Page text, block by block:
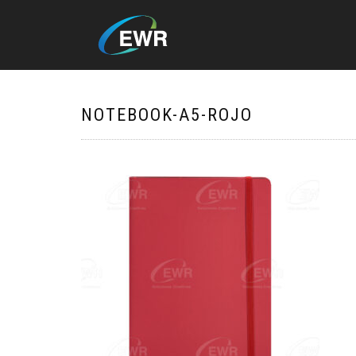
NOTEBOOK-A5-ROJO